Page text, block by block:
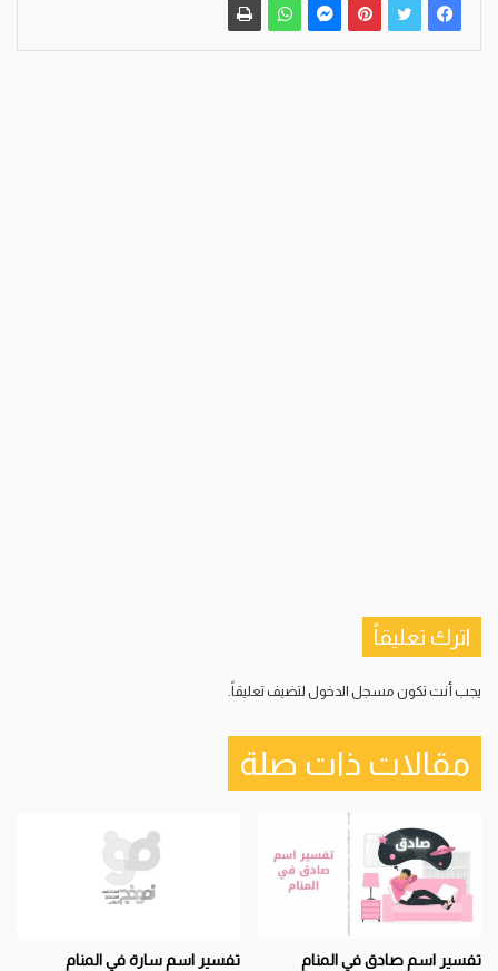
اترك تعليقاً
يجب أنت تكون مسجل الدخول لتضيف تعليقاً.
مقالات ذات صلة
تفسير اسم صادق في المنام تفسير اسم سارة في المنام